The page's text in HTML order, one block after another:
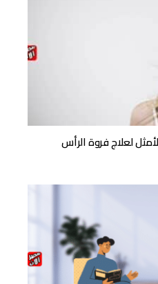
لعلاج فروة الرأس